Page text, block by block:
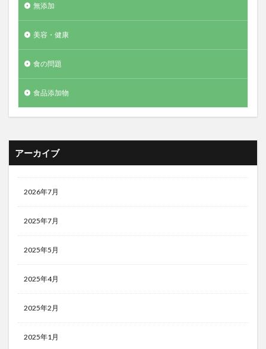
無添加
美容・健康
食の問題
食品添加物
アーカイブ
2026年7月
2025年7月
2025年5月
2025年4月
2025年2月
2025年1月